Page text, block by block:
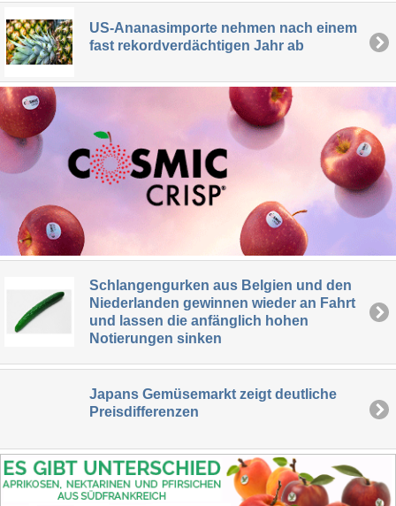
US-Ananasimporte nehmen nach einem
fast rekordverdächtigen Jahr ab
Schlangengurken aus Belgien und den
Niederlanden gewinnen wieder an Fahrt
und lassen die anfänglich hohen
Notierungen sinken
Japans Gemüsemarkt zeigt deutliche
Preisdifferenzen